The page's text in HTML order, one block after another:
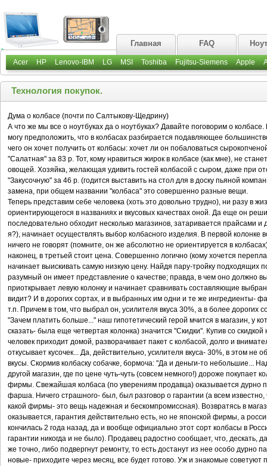
Главная FAQ
Acer HP Lenovo-IBM LG MSI Toshiba Fujitsu-Siemens Apple
Технология покупок.
Дума о колбасе (почти по Салтыкову-Щедрину)
А что же мы все о ноутбуках да о ноутбуках? Давайте поговорим о
могу предположить, что в колбасах разбирается подавляющее
чего он хочет получить от колбасы: хочет ли он побаловаться
"Салатная" за 83 р. Тот, кому нравиться жирок в колбасе (как мне), не
овощей. Хозяйка, желающая удивить гостей колбасой с сыром, даже при
"Закусочную" за 46 р. (годится выставить на стол для в доску пьяной
замена, при общем названии "колбаса" это совершенно разные вещи.
Теперь представим себе человека (хоть это довольно трудно), ни разу в
ориентирующегося в названиях и вкусовых качествах оной. Да еще он
последовательно обходит несколько магазинов, затаривается прайсами
я?), начинает осуществлять выбор колбасного изделия. В первой колонке
ничего не говорят (помните, он же абсолютно не ориентируется в
наконец, в третьей стоит цена. Совершенно логично (кому хочется
начинает выискивать самую низкую цену. Найдя пару-тройку подходящих
разумный он имеет представление о качестве; правда, в чем оно должно
приоткрывает левую колонку и начинает сравнивать составляющие
видит? И в дорогих сортах, и в выбранных им одни и те же ингредиенты-
т.п. Причем в том, что выбрал он, усилителя вкуса 30%, а в более дорогих
"Зачем платить больше..." наш гипотетический герой мчится в магазин, у
сказать- была еще четвертая колонка) значится "Скидки". Купив со
человек приходит домой, разворачивает пакет с колбасой, долго и
откусывает кусочек... Да, действительно, усилителя вкуса- 30%, в этом не
вкусы. Скормив колбаску собачке, бормоча: "Да и деньги-то небольшие...
другой магазин, где по цене чуть-чуть (совсем немного!) дороже покупает
фирмы. Свежайшая колбаса (по уверениям продавца) оказывается дурно
фарша. Ничего страшного- был, был разговор о гарантии (а всем
какой фирмы- это вещь надежная и бескомпромиссная). Возвратясь в
оказывается, гарантия действительно есть, но не японской фирмы, а
кончилась 2 года назад, да и вообще официально этот сорт колбасы в
гарантии никогда и не было). Продавец радостно сообщает, что, дескать,
же точно, либо подвергнут ремонту, то есть достанут из нее особо дурно
новые- приходите через месяц, все будет готово. Уж и знакомые советуют